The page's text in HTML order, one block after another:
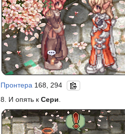
Пронтера 168, 294
8. И опять к Сери